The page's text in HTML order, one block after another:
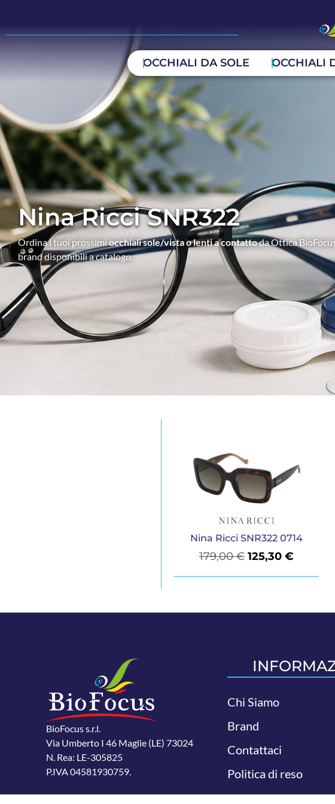
OCCHIALI DA SOLE OCCHIALI
Nina Ricci SNR322
Ordina i tuoi prossimiocchiali sole/vista o lenti a contattoda Ottica
brand disponibili a catalogo.
Nina Ricci SNR322 0714
179,00€ 125,30 €
BioFocus s.r.l.
Via Umberto I 46 Maglie (LE) 73024
N. Rea: LE-305825
P.IVA 04581930759.
Chi Siamo
Brand
Contattaci
Politica di reso